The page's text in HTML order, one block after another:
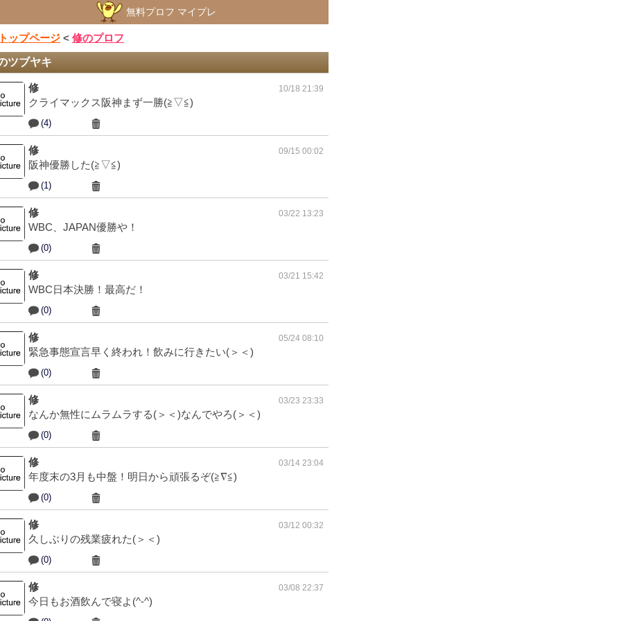
無料プロフ マイプレ
ップページ < 修のプロフ
ツブヤキ
修 10/18 21:39
クライマックス阪神まず一勝(≧▽≦)
(4)
修 09/15 00:02
阪神優勝した(≧▽≦)
(1)
修 03/22 13:23
WBC、JAPAN優勝や！
(0)
修 03/21 15:42
WBC日本決勝！最高だ！
(0)
修 05/24 08:10
緊急事態宣言早く終われ！飲みに行きたい(＞＜)
(0)
修 03/23 23:33
なんか無性にムラムラする(＞＜)なんでやろ(＞＜)
(0)
修 03/14 23:04
年度末の3月も中盤！明日から頑張るぞ(≧∇≦)
(0)
修 03/12 00:32
久しぶりの残業疲れた(＞＜)
(0)
修 03/08 22:37
今日もお酒飲んで寝よ(^-^)